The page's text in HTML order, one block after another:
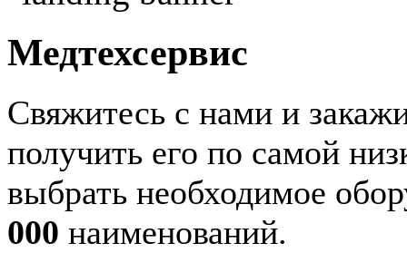
Медтехсервис
Свяжитесь с нами и
получить его по самой
выбрать необходимое
000 наименований.